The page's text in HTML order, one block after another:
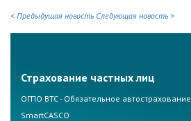
< Предыдущая новость Следующая новость >
Страхование частных лиц
ОГПО ВТС - Обязательное автострахование
SmartCASCO